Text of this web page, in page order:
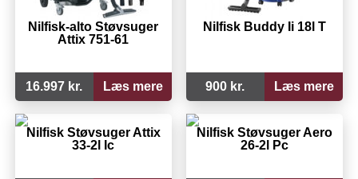
Nilfisk-alto Støvsuger
Attix 751-61
16.997 kr. Læs mere
Nilfisk Buddy Ii 18l T
900 kr. Læs mere
Nilfisk Støvsuger Attix
33-2l Ic
Nilfisk Støvsuger Aero
26-2l Pc